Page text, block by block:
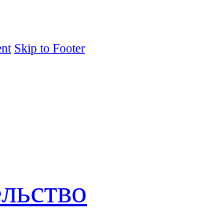
Skip to Footer